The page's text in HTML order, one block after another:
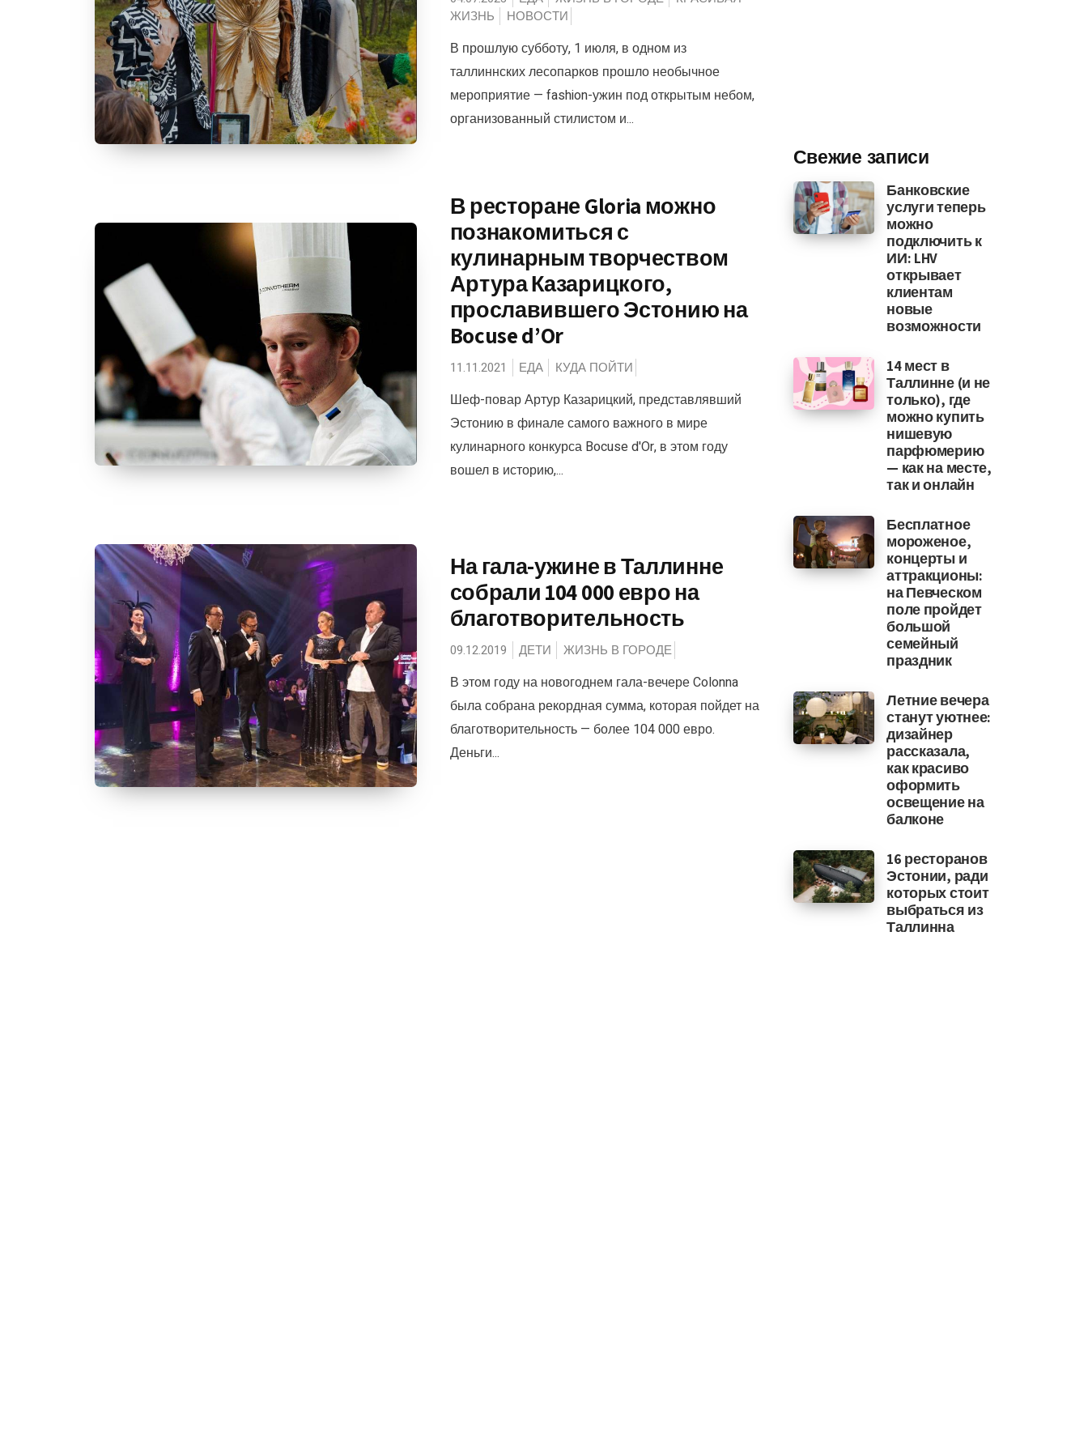
ЖИЗНЬ
НОВОСТИ
В прошлую субботу, 1 июля, в одном из
таллиннских лесопарков прошло необычное
мероприятие — fashion-ужин под открытым небом,
организованный стилистом и...
В ресторане Gloria можно
познакомиться с
кулинарным творчеством
Артура Казарицкого,
прославившего Эстонию на
Bocuse d’Or
11.11.2021 ЕДА КУДА ПОЙТИ
Шеф-повар Артур Казарицкий, представлявший
Эстонию в финале самого важного в мире
кулинарного конкурса Bocuse d'Or, в этом году
вошел в историю,...
На гала-ужине в Таллинне
собрали 104 000 евро на
благотворительность
09.12.2019 ДЕТИ ЖИЗНЬ В ГОРОДЕ
В этом году на новогоднем гала-вечере Colonna
была собрана рекордная сумма, которая пойдет на
благотворительность — более 104 000 евро.
Деньги...
Свежие записи
Банковские
услуги теперь
можно
подключить к
ИИ: LHV
открывает
клиентам
новые
возможности
14 мест в
Таллинне (и не
только), где
можно купить
нишевую
парфюмерию
— как на месте,
так и онлайн
Бесплатное
мороженое,
концерты и
аттракционы:
на Певческом
поле пройдет
большой
семейный
праздник
Летние вечера
станут уютнее:
дизайнер
рассказала,
как красиво
оформить
освещение на
балконе
16 ресторанов
Эстонии, ради
которых стоит
выбраться из
Таллинна